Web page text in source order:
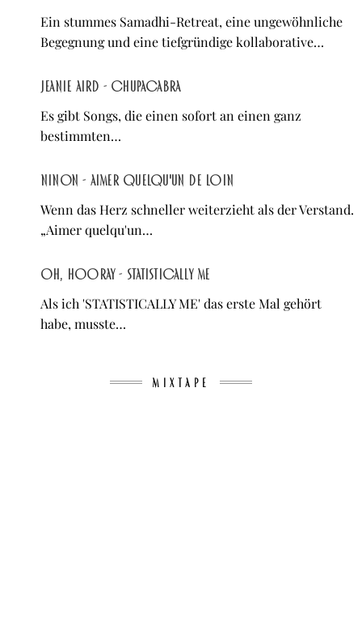
Ein stummes Samadhi-Retreat, eine ungewöhnliche
Begegnung und eine tiefgründige kollaborative…
Jeanie Aird - Chupacabra
Es gibt Songs, die einen sofort an einen ganz
bestimmten…
NINON - Aimer quelqu'un de loin
Wenn das Herz schneller weiterzieht als der Verstand.
„Aimer quelqu'un…
oh, hooray - STATISTICALLY ME
Als ich 'STATISTICALLY ME' das erste Mal gehört
habe, musste…
MIXTAPE